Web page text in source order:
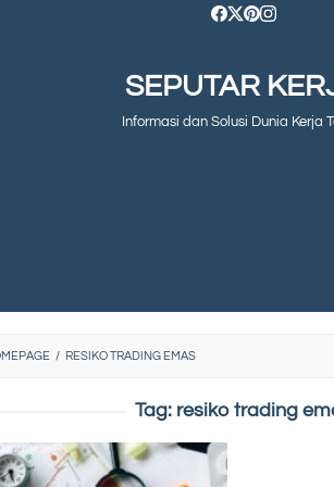
SEPUTAR
Informasi dan Solusi Dunia Kerja
/ RESIKO TRADING EMAS
Tag: resiko trading